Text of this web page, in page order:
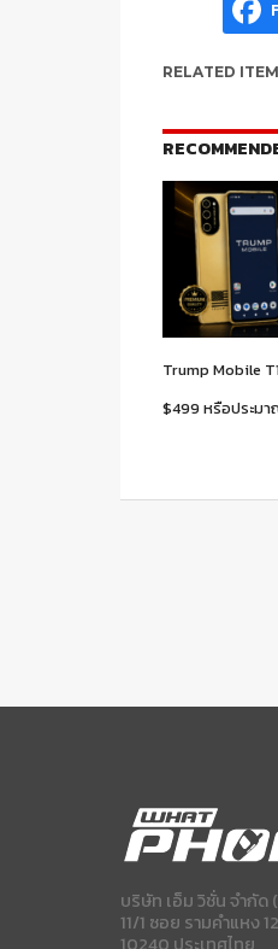
RELATED
Trump Mobile
$499 หรือประม
บริษัท เอ็ม วิชั่น จำกัด
11/1 ซอย รามคำแหง